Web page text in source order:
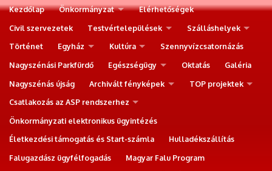
Kezdőlap Önkormányzat
Elérhetőségek
Civil szervezetek
Testvértelepülések
Szálláshelyek
Történet
Egyház Kultúra
Szennyvízcsatornázás
Nagyszénási Parkfürdő
Egészségügy Oktatás
Galéria
Nagyszénás újság
Archivált fényképek
TOP projektek
Csatlakozás az ASP rendszerhez
Önkormányzati elektronikus ügyintézés
Életkezdési támogatás és Start-számla
Hulladékszállítás
Falugazdász ügyfélfogadás
Magyar Falu Program